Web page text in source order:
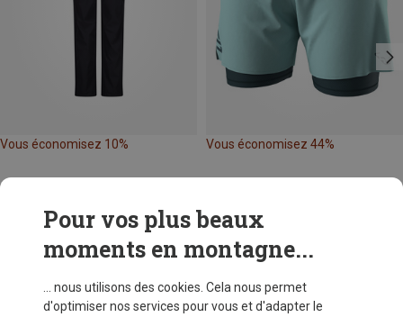
Vous économisez 10% Vous économisez 44%
Pour vos plus beaux
moments en montagne...
... nous utilisons des cookies. Cela nous permet
d'optimiser nos services pour vous et d'adapter le